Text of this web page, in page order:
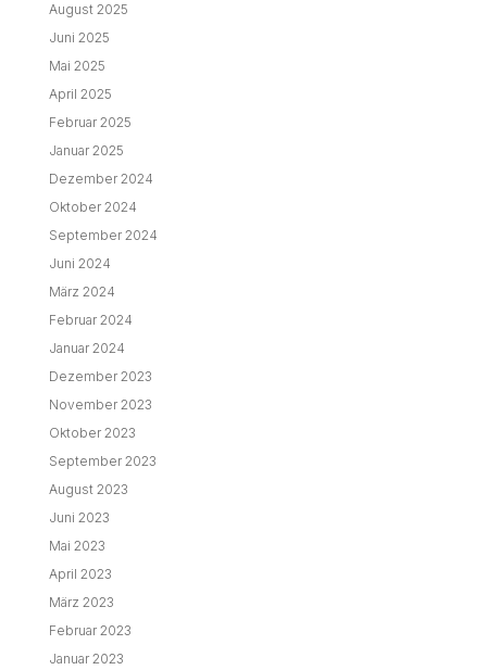
August 2025
Juni 2025
Mai 2025
April 2025
Februar 2025
Januar 2025
Dezember 2024
Oktober 2024
September 2024
Juni 2024
März 2024
Februar 2024
Januar 2024
Dezember 2023
November 2023
Oktober 2023
September 2023
August 2023
Juni 2023
Mai 2023
April 2023
März 2023
Februar 2023
Januar 2023